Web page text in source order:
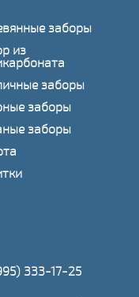
заборы
из
заборы
заборы
заборы
333-17-25